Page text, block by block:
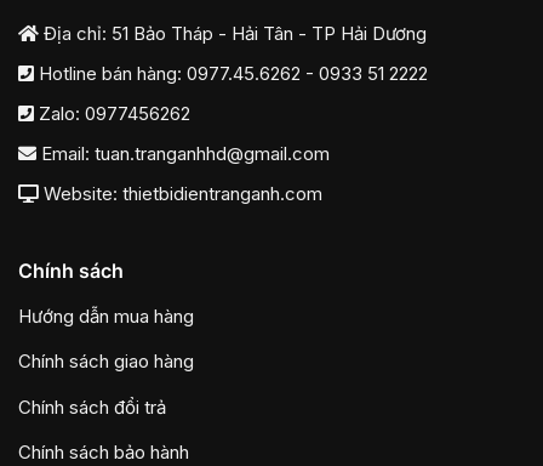
Địa chỉ: 51 Bảo Tháp - Hải Tân - TP Hải Dương
Hotline bán hàng: 0977.45.6262 - 0933 51 2222
Zalo: 0977456262
Email: tuan.tranganhhd@gmail.com
Website: thietbidientranganh.com
Chính sách
Hướng dẫn mua hàng
Chính sách giao hàng
Chính sách đổi trả
Chính sách bảo hành